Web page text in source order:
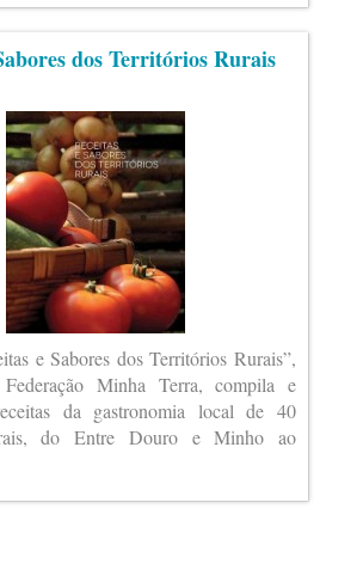
dos Territórios Rurais
e Sabores dos Territórios Rurais”,
Minha Terra, compila e
da gastronomia local de 40
do Entre Douro e Minho ao